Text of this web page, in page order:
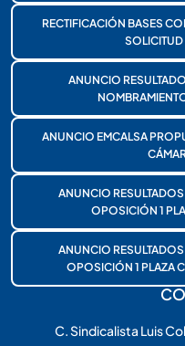
RECTIFICACIÓN BASES
SOLICITUD
ANUNCIO
ANUNCIO EMCALSA
ANUNCIO
OPOSICIÓN 1
ANUNCIO
OPOSICIÓN 1 PLAZA
C. Sindicalista Luis